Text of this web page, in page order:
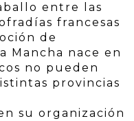
entre las
francesas
de
Mancha nace en
no pueden
provincias
su organización